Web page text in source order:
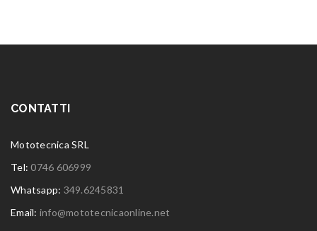
CONTATTI
Mototecnica SRL
Tel:0746 606999
Whatsapp: 349.6245831
Email: info@mototecnicaonline.net